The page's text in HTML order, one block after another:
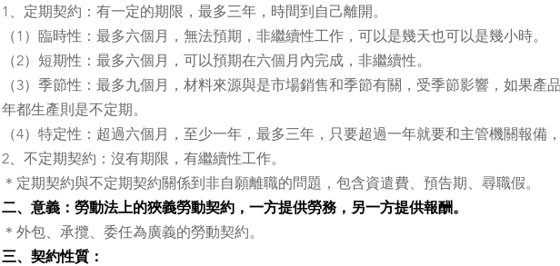
1、定期契約：有一定的期限，最多三年，時間到自己離開。
（1）臨時性：最多六個月，無法預期，非繼續性工作，可以是幾天也可以是幾小時。
（2）短期性：最多六個月，可以預期在六個月內完成，非繼續性。
（3）季節性：最多九個月，材料來源與是市場銷售和季節有關，受季節影響，如果產
年都生產則是不定期。
（4）特定性：超過六個月，至少一年，最多三年，只要超過一年就要和主管機關報備
2、不定期契約：沒有期限，有繼續性工作。
＊定期契約與不定期契約關係到非自願離職的問題，包含資遣費、預告期、尋職假。
二、意義：勞動法上的狹義勞動契約，一方提供勞務，另一方提供報酬。
＊外包、承攬、委任為廣義的勞動契約。
三、契約性質：